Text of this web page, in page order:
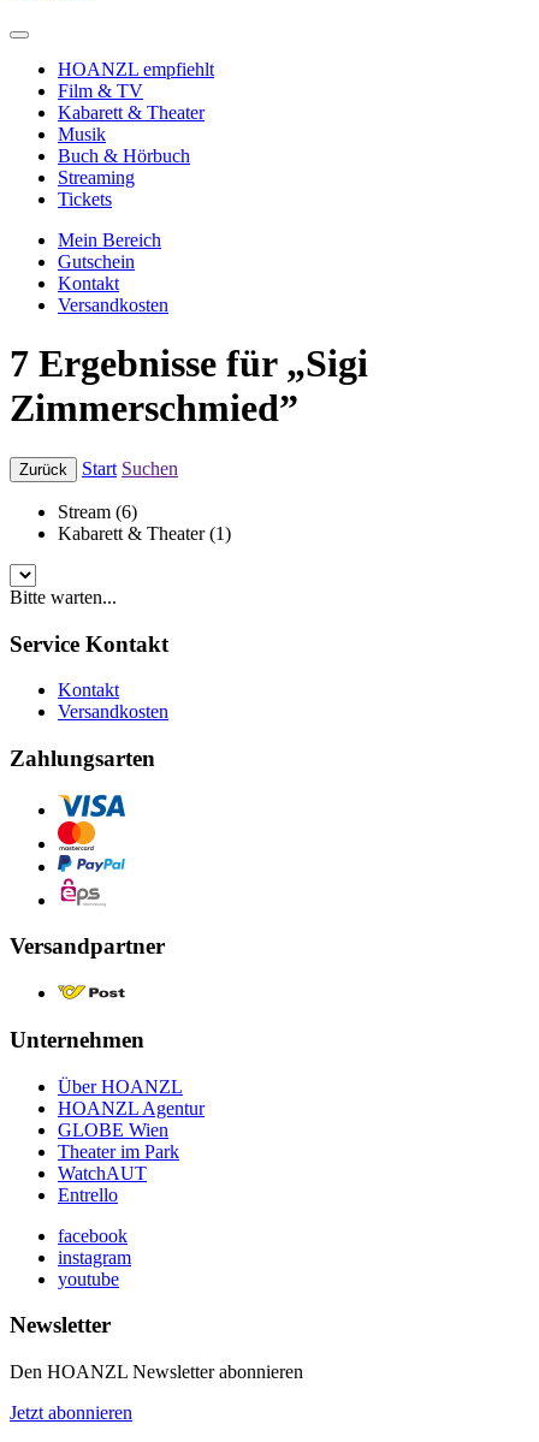
HOANZL empfiehlt
Film & TV
Kabarett & Theater
Musik
Buch & Hörbuch
Streaming
Tickets
Mein Bereich
Gutschein
Kontakt
Versandkosten
7 Ergebnisse für „Sigi
Zimmerschmied”
Zurück Start Suchen
Stream (6)
Kabarett & Theater (1)
Bitte warten...
Service Kontakt
Kontakt
Versandkosten
Zahlungsarten
Versandpartner
Unternehmen
Über HOANZL
HOANZL Agentur
GLOBE Wien
Theater im Park
WatchAUT
Entrello
facebook
instagram
youtube
Newsletter
Den HOANZL Newsletter abonnieren
Jetzt abonnieren